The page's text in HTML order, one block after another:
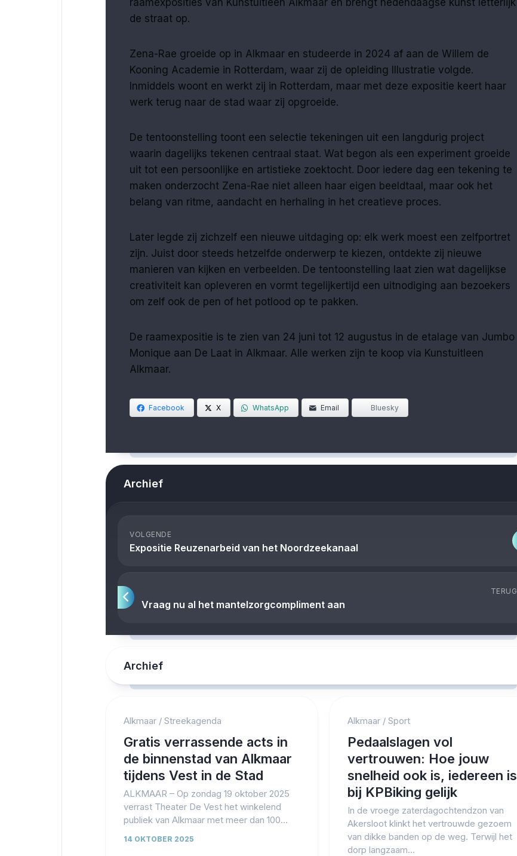
raamexposities van Kunstuitleen Alkmaar en brengt hedendaagse kunst letterlijk
de straat op.
Zena-Rae groeide op in Alkmaar en studeerde in 2024 af aan de Willem de
Kooning Academie in Rotterdam, waar zij de opleiding Illustratie volgde.
Inmiddels woont en werkt zij in Rotterdam, maar met deze expositie keert haar
werk terug naar de stad waar zij opgroeide.
De tentoonstelling toont een selectie tekeningen uit een langdurig project
waarin dagelijks tekenen centraal staat. Wat begon als een experiment groeide
uit tot een persoonlijke en artistieke zoektocht. Door iedere dag een tekening te
maken onderzocht Zena-Rae niet alleen haar eigen beeldtaal, maar ook het
belang van ritme, aandacht en herhaling in het creatieve proces.
Later legde zij zichzelf een nieuwe uitdaging op: elk werk moest een zelfportret
zijn. Juist door steeds hetzelfde onderwerp te kiezen, ontdekte zij nieuwe
manieren van kijken en verbeelden. De tentoonstelling laat zien wat dagelijkse
creativiteit kan opleveren en vormt tegelijkertijd een uitnodiging aan bezoekers
om zelf ook de pen of het potlood op te pakken.
De raamexpositie is te zien van 24 juni tot 12 augustus in de etalage van Jumbo
Monique aan De Laat in Alkmaar. Alle werken zijn te koop via Kunstuitleen
Alkmaar.
Facebook X WhatsApp Email Bluesky
Archief
VOLGENDE
Expositie Reuzenarbeid van het Noordzeekanaal
TERUG
Vraag nu al het mantelzorgcompliment aan
Archief
Alkmaar / Streekagenda
Gratis verrassende acts in
de binnenstad van Alkmaar
tijdens Vest in de Stad
ALKMAAR – Op zondag 19 oktober 2025
verrast Theater De Vest het winkelend
publiek van Alkmaar met meer dan 100...
14 OKTOBER 2025
Alkmaar/ Sport
Pedaalslagen vol
vertrouwen: Hoe jouw
snelheid ook is, iedereen is
bij KPBiking gelijk
In de vroege zaterdagochtendzon van
Akersloot klinkt het vertrouwde gezoem
van dikke banden op de weg. Terwijl het
dorp langzaam...